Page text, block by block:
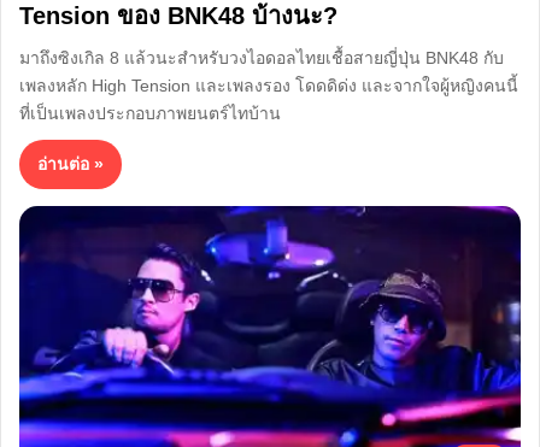
Tension ของ BNK48 บ้างนะ?
มาถึงซิงเกิล 8 แล้วนะสำหรับวงไอดอลไทยเชื้อสายญี่ปุ่น BNK48 กับ
เพลงหลัก High Tension และเพลงรอง โดดดิด่ง และจากใจผู้หญิงคนนี้
ที่เป็นเพลงประกอบภาพยนตร์ไทบ้าน
อ่านต่อ »